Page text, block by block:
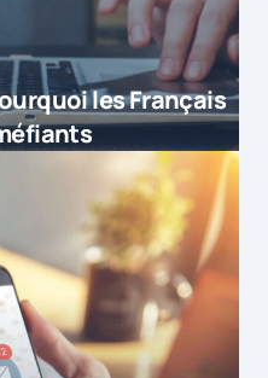
les Français